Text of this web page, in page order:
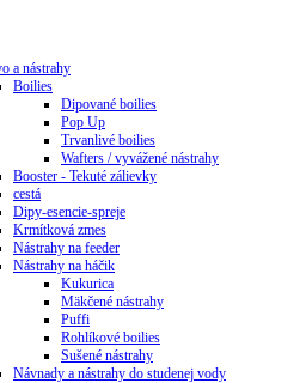
a nástrahy
Boilies
Dipované boilies
Pop Up
Trvanlivé boilies
Wafters / vyvážené nástrahy
Booster - Tekuté zálievky
cestá
Dipy-esencie-spreje
Krmítková zmes
Nástrahy na feeder
Nástrahy na háčik
Kukurica
Mäkčené nástrahy
Puffi
Rohlíkové boilies
Sušené nástrahy
Návnady a nástrahy do studenej vody